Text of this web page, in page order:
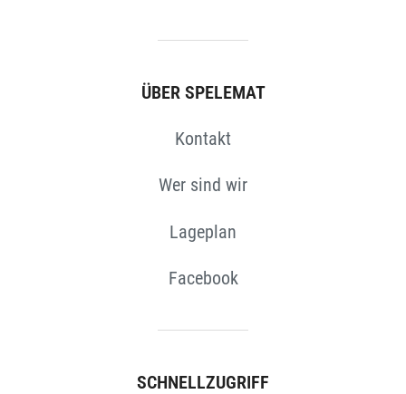
ÜBER SPELEMAT
Kontakt
Wer sind wir
Lageplan
Facebook
SCHNELLZUGRIFF